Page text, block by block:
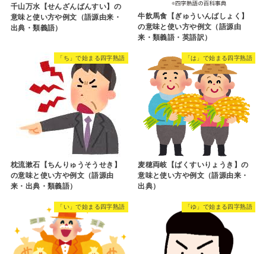
千山万水【せんざんばんすい】の
意味と使い方や例文（語源由来・
出典・類義語）
牛飲馬食【ぎゅういんばしょく】
の意味と使い方や例文（語源由
来・類義語・英語訳）
「ち」で始まる四字熟語
枕流漱石【ちんりゅうそうせき】
の意味と使い方や例文（語源由
来・出典・類義語）
「は」で始まる四字熟語
麦穂両岐【ばくすいりょうき】の
意味と使い方や例文（語源由来・
出典）
「い」で始まる四字熟語 「ゆ」で始まる四字熟語